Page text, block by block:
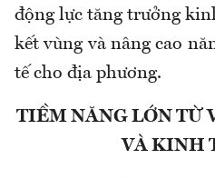
động lực tăng trưởng
kết vùng và nâng cao
tế cho địa phương.
TIỀM NĂNG LỚN TỪ
VÀ KINH